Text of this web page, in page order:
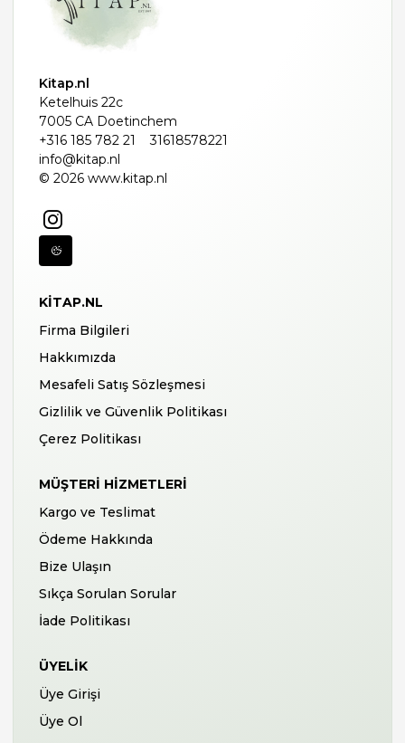
Kitap.nl
Ketelhuis 22c
7005 CA Doetinchem
+316 185 782 21
31618578221
info@kitap.nl
© 2026 www.kitap.nl
KITAP.NL
Firma Bilgileri
Hakkımızda
Mesafeli Satış Sözleşmesi
Gizlilik ve Güvenlik Politikası
Çerez Politikası
MÜŞTERI HIZMETLERI
Kargo ve Teslimat
Ödeme Hakkında
Bize Ulaşın
Sıkça Sorulan Sorular
İade Politikası
ÜYELIK
Üye Girişi
Üye Ol